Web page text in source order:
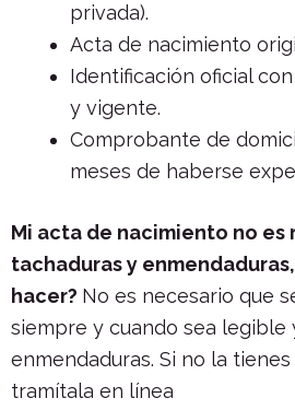
privada).
Acta de nacimiento
Identificación oficial
y vigente.
Comprobante de
meses de haberse
Mi acta de nacimiento no
tachaduras y
hacer? No es necesario que
siempre y cuando sea legible
enmendaduras. Si no la
tramítala en línea